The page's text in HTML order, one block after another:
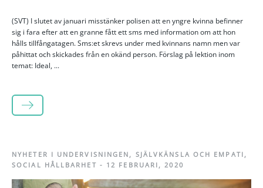
(SVT) I slutet av januari misstänker polisen att en yngre kvinna befinner
sig i fara efter att en granne fått ett sms med information om att hon
hålls tillfångatagen. Sms:et skrevs under med kvinnans namn men var
påhittat och skickades från en okänd person. Förslag på lektion inom
temat: Ideal, ...
LÄS MER
NYHETER I UNDERVISNINGEN , SJÄLVKÄNSLA OCH EMPATI ,
SOCIAL HÅLLBARHET - 12 FEBRUARI, 2020